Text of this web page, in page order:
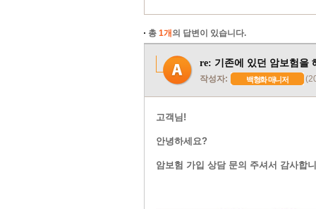
총 1개의 답변이 있습니다.
re: 기존에 있던 암보험을
작성자: 백형화 매니저
고객님!
안녕하세요?
암보험 가입 상담 문의 주셔서 감사합